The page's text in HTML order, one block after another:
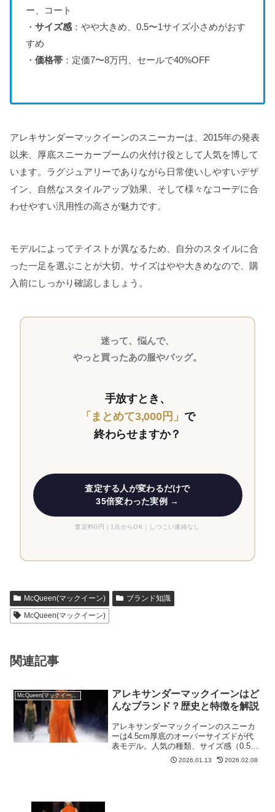
ー、コート
・ サイズ感：やや大きめ、0.5〜1サイズ小さめがおす
すめ
・ 価格帯：定価7〜8万円、セールで40%OFF
アレキサンダーマックイーンのスニーカーは、2015年の発表
以来、厚底スニーカーブームの火付け役として人気を博して
います。ラグジュアリーでありながら日常使いしやすいデザ
イン、自然なスタイルアップ効果、そして様々なコーデに合
わせやすい汎用性の高さが魅力です。
モデルによってテイストが異なるため、自分のスタイルに合
った一足を選ぶことが大切。サイズはやや大きめなので、購
入前にしっかり確認しましょう。
迷って、悩んで、
やっと買ったあの服やバッグ。
手放すとき、
「まとめて3,000円」 で
終わらせますか？
査定する人が変わるだけで
35倍変わった実例 →
査定料0円｜1点からOK｜しつこい連絡なし
McQueen(マックイーン)
ブランド知識
McQueen(マックイーン)
関連記事
McQueen(マックイーン)
アレキサンダーマックイーンはど
んなブランド？歴史と特徴を解説
アレキサンダーマックイーンのスニーカ
ーは4.5cm厚底のオーバーサイズドが代
表モデル。人気の種類、サイズ感（0.5〜
1サイズ小さめ推奨）、価格帯（7〜8万
円）、コーデ例まで徹底解説。
2026.01.13 2026.02.08